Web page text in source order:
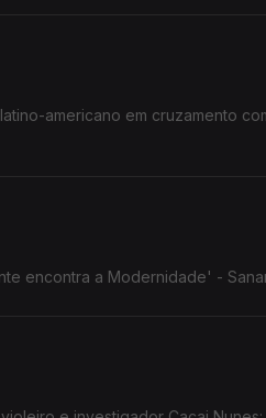
americano em cruzamento
encontra a Modernidade' -